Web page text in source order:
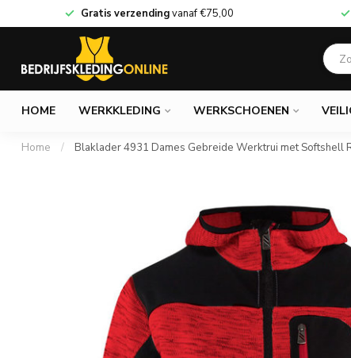
Gratis verzendingvanaf€75,00
HOME WERKKLEDING WERKSCHOENEN
Home / Blaklader 4931 Dames Gebreide Werktrui met Softshell